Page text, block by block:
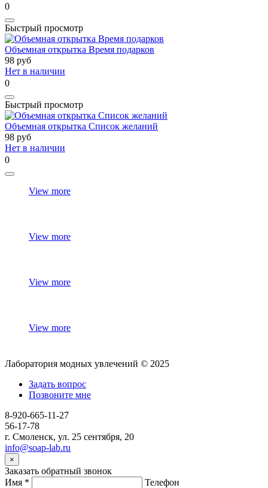
0
Быстрый просмотр
Объемная открытка Время подарков
98 руб
Нет в наличии
0
Быстрый просмотр
Объемная открытка Список желаний
98 руб
Нет в наличии
0
View more
View more
View more
View more
Лаборатория модных увлечений © 2025
Задать вопрос
Позвоните мне
8-920-665-11-27
56-17-78
г. Смоленск, ул. 25 сентября, 20
info@soap-lab.ru
×
Заказать обратный звонок
Имя *
Телефон